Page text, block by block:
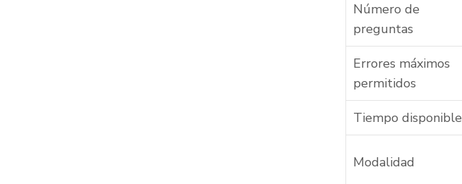
Número de
preguntas
Errores máximos
permitidos
Tiempo disponible
Modalidad